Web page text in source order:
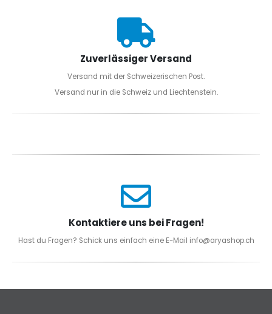
Zuverlässiger Versand
Versand mit der Schweizerischen Post.
Versand nur in die Schweiz und Liechtenstein.
Kontaktiere uns bei Fragen!
Hast du Fragen? Schick uns einfach eine E-Mail info@aryashop.ch